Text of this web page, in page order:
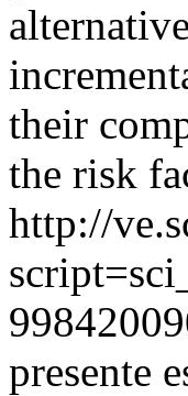
their
the risk
http://
presente